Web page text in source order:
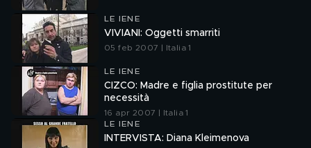
LE IENE
VIVIANI: Oggetti smarriti
05 feb 2007 | Italia 1
LE IENE
CIZCO: Madre e figlia prostitute per
necessità
16 apr 2007 | Italia 1
LE IENE
INTERVISTA: Diana Kleimenova